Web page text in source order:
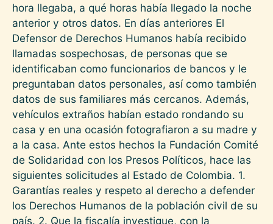
hora llegaba, a qué horas había llegado la noche
anterior y otros datos. En días anteriores El
Defensor de Derechos Humanos había recibido
llamadas sospechosas, de personas que se
identificaban como funcionarios de bancos y le
preguntaban datos personales, así como también
datos de sus familiares más cercanos. Además,
vehículos extraños habían estado rondando su
casa y en una ocasión fotografiaron a su madre y
a la casa. Ante estos hechos la Fundación Comité
de Solidaridad con los Presos Políticos, hace las
siguientes solicitudes al Estado de Colombia. 1.
Garantías reales y respeto al derecho a defender
los Derechos Humanos de la población civil de su
país. 2. Que la fiscalía investigue, con la